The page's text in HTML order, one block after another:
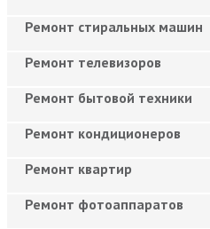
Ремонт стиральных машин
Ремонт телевизоров
Ремонт бытовой техники
Ремонт кондиционеров
Ремонт квартир
Ремонт фотоаппаратов